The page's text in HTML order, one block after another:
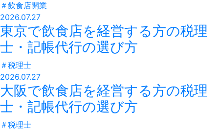
＃飲食店開業
2026.07.27
東京で飲食店を経営する方の税理
士・記帳代行の選び方
＃税理士
2026.07.27
大阪で飲食店を経営する方の税理
士・記帳代行の選び方
＃税理士